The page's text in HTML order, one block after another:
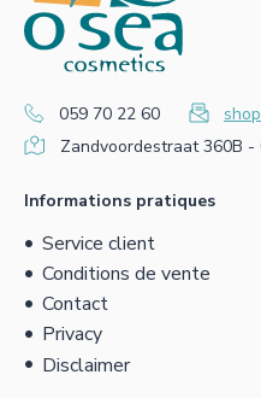
059 70 22 60
Zandvoordestraat 360B -
Informations pratiques
Service client
Conditions de vente
Contact
Privacy
Disclaimer